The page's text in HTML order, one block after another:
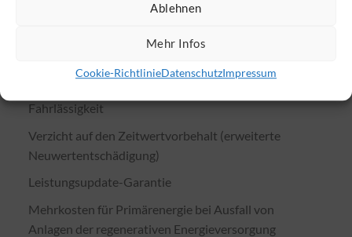
Ablehnen
Mehr Infos
Cookie-RichtlinieDatenschutzImpressum
Wiederaufbau mit ähnlicher, dem Betriebszweck
Fahrlässigkeit
Verzicht auf den Zeitwertvorbehalt (erweiterte
Neuwertentschädigung)
Leistungsupdate-Garantie
Mehrkosten für Primärenergie bei Ausfall von
Anlagen der regenerativen Energieversorgung